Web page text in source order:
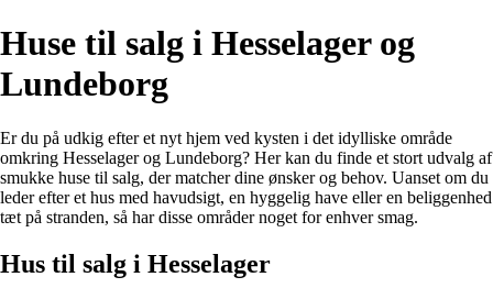
Huse til salg i Hesselager og
Lundeborg
Er du på udkig efter et nyt hjem ved kysten i det idylliske område
omkring Hesselager og Lundeborg? Her kan du finde et stort udvalg af
smukke huse til salg, der matcher dine ønsker og behov. Uanset om du
leder efter et hus med havudsigt, en hyggelig have eller en beliggenhed
tæt på stranden, så har disse områder noget for enhver smag.
Hus til salg i Hesselager